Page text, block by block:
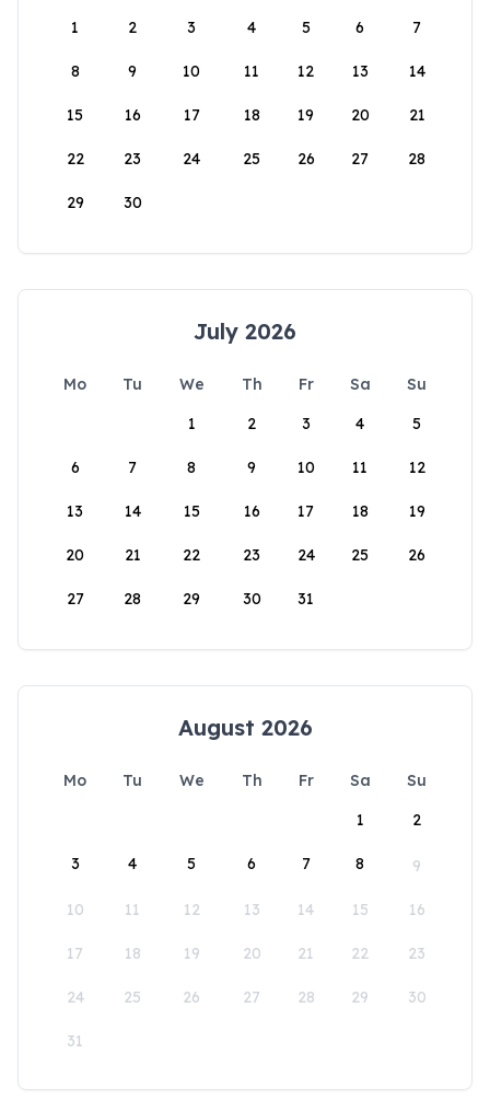
1
2 3 4 5 6 7
8 9 10 11 12 13 14
15 16 17 18 19 20 21
22 23 24 25 26 27 28
29 30
July 2026
Mo Tu We Th Fr Sa
Su
1
2 3 4 5
6 7 8 9 10 11 12
13 14 15 16 17 18 19
20 21 22 23 24 25 26
27 28 29 30 31
August 2026
Mo Tu We Th Fr Sa
Su
1
2
3 4 5 6 7 8 9
10 11 12 13 14 15 16
17 18 19 20 21 22 23
24 25 26 27 28 29 30
31